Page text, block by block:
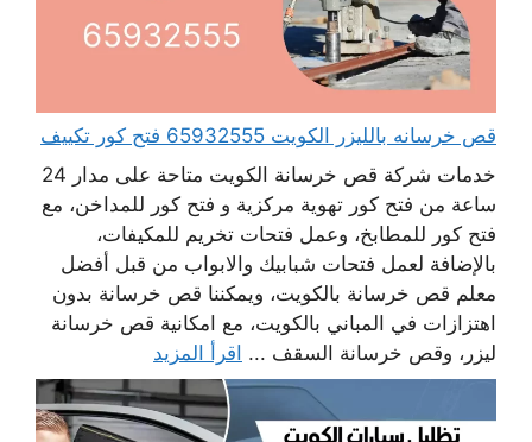
قص خرسانه بالليزر الكويت 65932555 فتح كور تكييف
خدمات شركة قص خرسانة الكويت متاحة على مدار 24
ساعة من فتح كور تهوية مركزية و فتح كور للمداخن، مع
فتح كور للمطابخ، وعمل فتحات تخريم للمكيفات،
بالإضافة لعمل فتحات شبابيك والابواب من قبل أفضل
معلم قص خرسانة بالكويت، ويمكننا قص خرسانة بدون
اهتزازات في المباني بالكويت، مع امكانية قص خرسانة
ليزر، وقص خرسانة السقف ... اقرأ المزيد